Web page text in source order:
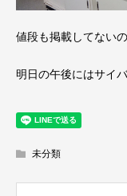
値段も掲載してない
明日の午後にはサイ
未分類